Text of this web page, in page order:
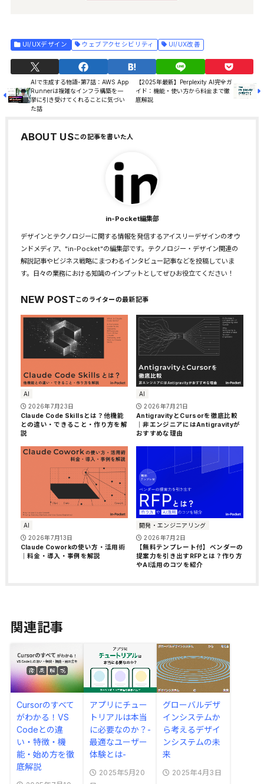
UI/UXデザイン ウェブアクセシビリティ UI/UX改善
AIで生成する物語-第7話：AWS App
Runnerは複雑なインフラ構築を一
挙に引き受けてくれることに気づい
た話
【2025年最新】Perplexity AI完全ガ
イド：機能・使い方から料金まで徹
底解説
ABOUT US
in-Pocket編集部
デザインとテクノロジーに関する情報を発信するアイスリーデザインのオウ
ンドメディア、"in-Pocket"の編集部です。テクノロジー・デザイン関連の
解説記事やビジネス戦略にまつわるインタビュー記事などを投稿していま
す。日々の業務における知識のインプットとしてぜひお役立てください！
NEW POST
AI
2026年7月23日
Claude Code Skillsとは？他機能
との違い・できること・作り方を解
説
AI
2026年7月21日
AntigravityとCursorを徹底比較
｜非エンジニアにはAntigravityが
おすすめな理由
AI
2026年7月13日
Claude Coworkの使い方・活用術
｜料金・導入・事例を解説
開発・エンジニアリング
2026年7月2日
【無料テンプレート付】ベンダーの
提案力を引き出すRFPとは？作り方
やAI活用のコツを紹介
関連記事
Cursorのすべて
がわかる！VS
Codeとの違
い・特徴・機
能・始め方を徹
底解説
アプリにチュー
トリアルは本当
に必要なのか？-
最適なユーザー
体験とは-
2025年5月20
グローバルデザ
インシステムか
ら考えるデザイ
ンシステムの未
来
2025年4月3日